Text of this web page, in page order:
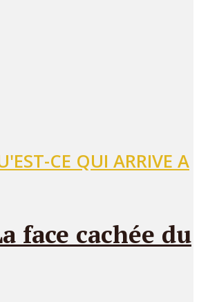
CE QUI ARRIVE A
face cachée du